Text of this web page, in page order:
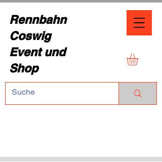
Rennbahn
Coswig
Event und
Shop